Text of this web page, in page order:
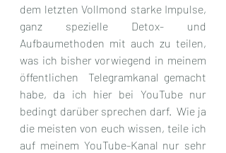
dem letzten Vollmond starke Impulse,
ganz spezielle Detox- und
Aufbaumethoden mit auch zu teilen,
was ich bisher vorwiegend in meinem
öffentlichen  Telegramkanal gemacht
habe, da ich hier bei YouTube nur
bedingt darüber sprechen darf.  Wie ja
die meisten von euch wissen, teile ich
auf meinem YouTube-Kanal nur sehr